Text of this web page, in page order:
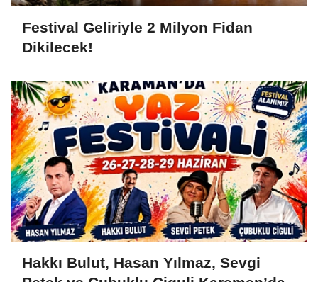
Festival Geliriyle 2 Milyon Fidan
Dikilecek!
Hakkı Bulut, Hasan Yılmaz, Sevgi